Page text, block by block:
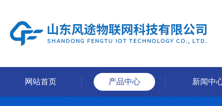
网站首页 产品中心 新闻中